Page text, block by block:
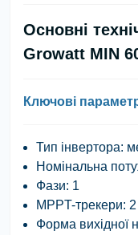
Основні
Growatt MIN
Ключові
Тип інвертора:
Номінальна
Фази: 1
MPPT-трекери: 2
Форма вихідної